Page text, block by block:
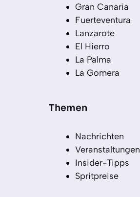
Gran Canaria
Fuerteventura
Lanzarote
El Hierro
La Palma
La Gomera
Themen
Nachrichten
Veranstaltungen
Insider-Tipps
Spritpreise